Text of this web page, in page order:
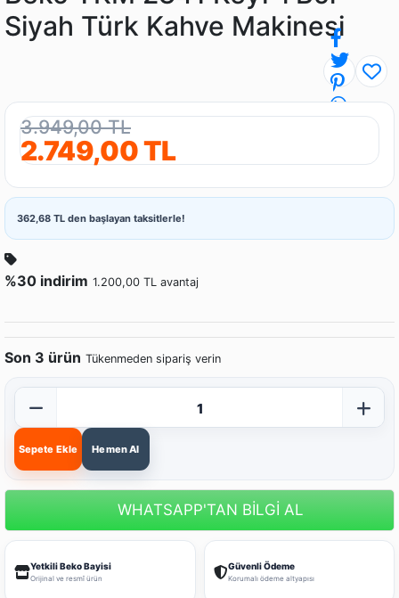
Siyah Türk Kahve Makinesi
3.949,00 TL
2.749,00 TL
362,68 TL den başlayan taksitlerle!
%30 indirim 1.200,00 TL avantaj
Son 3 ürün Tükenmeden sipariş verin
Sepete Ekle Hemen Al
WHATSAPP'TAN BİLGİ AL
Yetkili Beko Bayisi
Orijinal ve resmî ürün
Güvenli Ödeme
Korumalı ödeme altyapısı